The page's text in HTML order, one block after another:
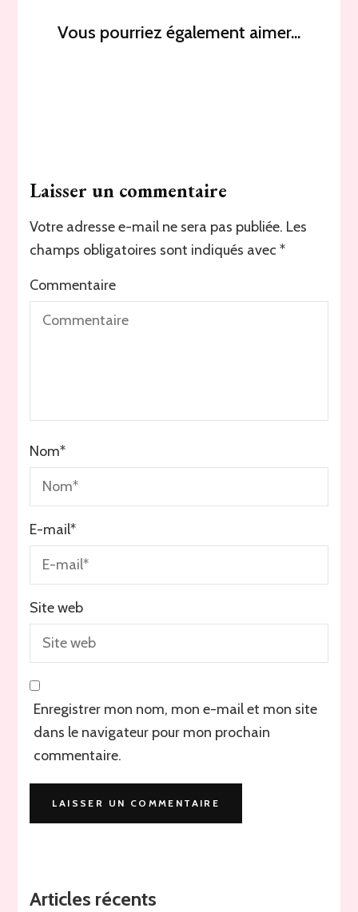
Vous pourriez également aimer...
Laisser un commentaire
Votre adresse e-mail ne sera pas publiée. Les
champs obligatoires sont indiqués avec*
Commentaire
Nom*
E-mail*
Site web
Enregistrer mon nom, mon e-mail et mon site
dans le navigateur pour mon prochain
commentaire.
Articles récents